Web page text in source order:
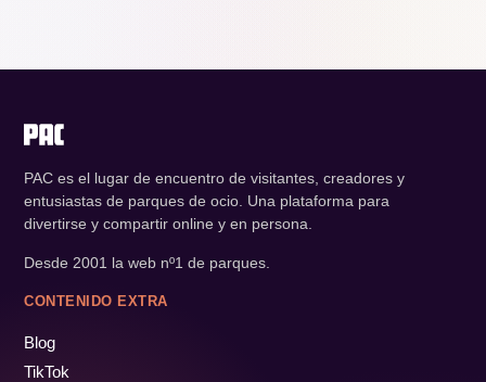
PAC es el lugar de encuentro de visitantes, creadores y
entusiastas de parques de ocio. Una plataforma para
divertirse y compartir online y en persona.
Desde 2001 la web nº1 de parques.
CONTENIDO EXTRA
Blog
TikTok